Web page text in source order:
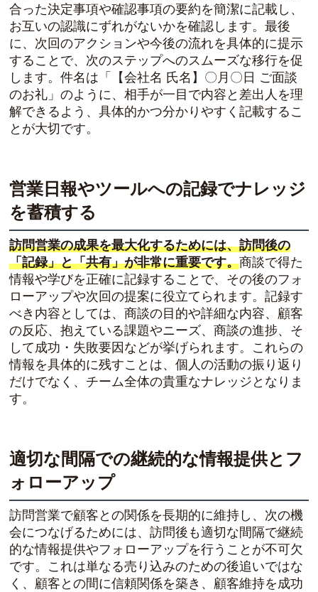
合った決定事項や確認事項の要約を簡潔に記載し、
お互いの認識にずれがないかを確認します。最後
に、次回のアクションや今後の流れを具体的に提示
することで、次のステップへのスムーズな移行を促
します。件名は「【会社名 氏名】〇月〇日 ご面談
のお礼」のように、相手が一目で内容と差出人を理
解できるよう、具体的かつ分かりやすく記載するこ
とが大切です。
営業日報やツールへの記録でナレッジ
を蓄積する
訪問営業の成果を最大化するためには、訪問後の
「記録」と「共有」が非常に重要です。商談で得た
情報や学びを正確に記録することで、その後のフォ
ローアップや次回の提案に役立てられます。記録す
べき内容としては、商談の目的や詳細な内容、顧客
の反応、抱えている課題やニーズ、商談の進捗、そ
して成功・失敗要因などが挙げられます。これらの
情報を具体的に残すことは、個人の活動の振り返り
だけでなく、チーム全体の貴重なナレッジとなりま
す。
適切な間隔での継続的な情報提供とフ
ォローアップ
訪問営業で顧客との関係を長期的に維持し、次の機
会につなげるためには、訪問後も適切な間隔で継続
的な情報提供やフォローアップを行うことが不可欠
です。これは単なる売り込みのための後追いではな
く、顧客との間に信頼関係を築き、顧客維持を成功